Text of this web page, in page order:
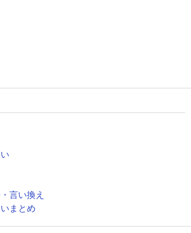
言い換え
まとめ